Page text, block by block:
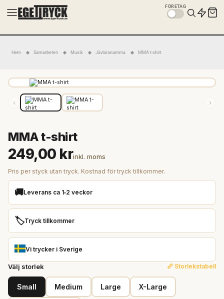
FÖRETAG
Hem Samarbeten Musik Jävlaranamma MMA t-shirt
‹ ›
MMA t-shirt
249,00 krinkl. moms
Pris per styck utan tryck. Kostnad för tryck tillkommer.
🚚Leverans ca 1‑2 veckor
🏷️Tryck tillkommer
Vi trycker i Sverige
Välj storlek 📏 Storlekstabell
Small Medium Large X-Large